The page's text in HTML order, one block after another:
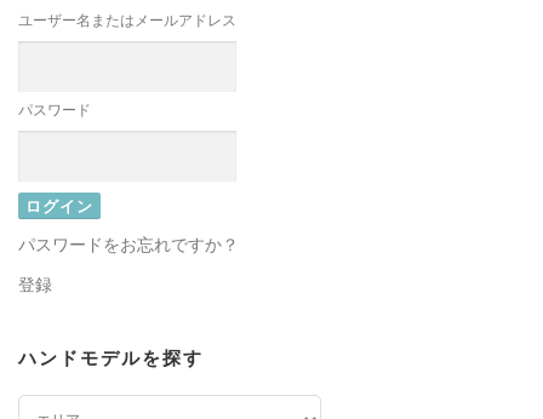
ユーザー名またはメールアドレス
パスワード
パスワードをお忘れですか？
登録
ハンドモデルを探す